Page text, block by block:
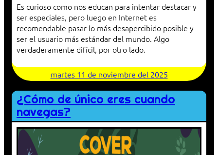
Es curioso como nos educan para intentar destacar y
ser especiales, pero luego en Internet es
recomendable pasar lo más desapercibido posible y
ser el usuario más estándar del mundo. Algo
verdaderamente difícil, por otro lado.
martes 11 de noviembre del 2025
¿Cómo de único eres cuando
navegas?